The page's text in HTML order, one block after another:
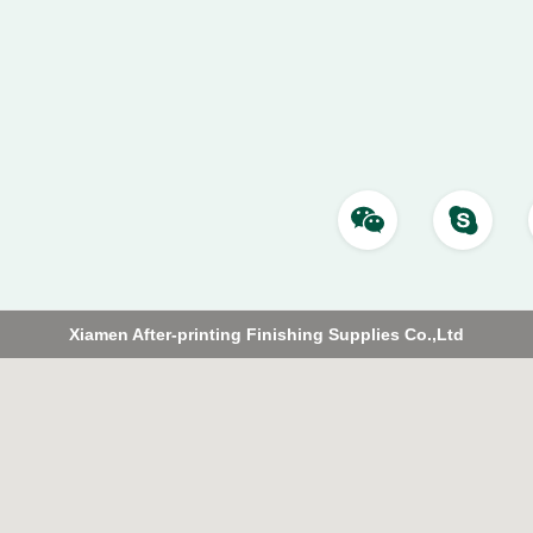
Xiamen After-printing Finishing Supplies Co.,Ltd